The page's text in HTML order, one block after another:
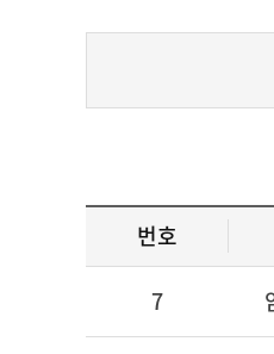
번호
7